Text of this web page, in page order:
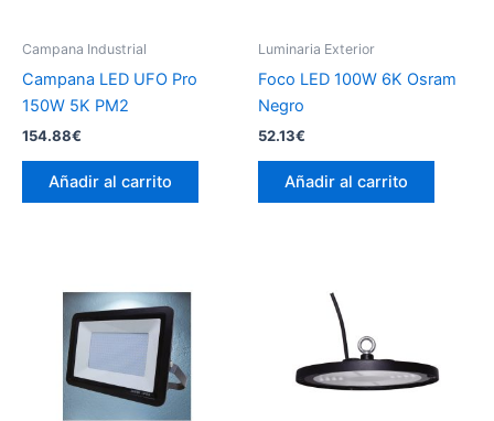
Campana Industrial
Campana LED UFO Pro
150W 5K PM2
154.88€
Añadir al carrito
Luminaria Exterior
Foco LED 100W 6K Osram
Negro
52.13€
Añadir al carrito